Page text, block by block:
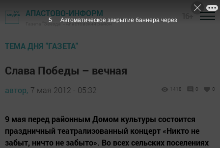
АПАСТОВО-ИНФОРМ
Газета "Звезда" - Апастовский район
ТЕМА ДНЯ "ГАЗЕТА"
Слава Победы – вечная
автор, 7 мая 2012 - 05:32 1418 0 0
9 мая перед районным Домом культуры состоится
праздничный театрализованный концерт «Никто не
забыт, ничто не забыто». Во всех сельских поселениях
5 Автоматическое закрытие баннера через